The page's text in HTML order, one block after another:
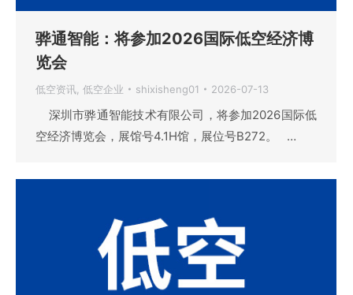
骅通智能：将参加2026国际低空经济博
览会
低空资讯, 低空企业 shixisheng01 2026-07-13
深圳市骅通智能技术有限公司，将参加2026国际低
空经济博览会，展馆号4.1H馆，展位号B272。 …